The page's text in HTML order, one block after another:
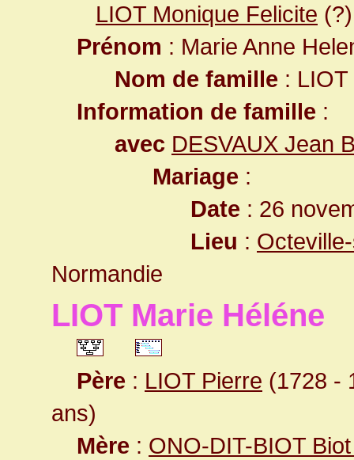
LIOT Monique Felicite (?)
Prénom : Marie Anne
Nom de famille : LIOT
Information de famille :
avec DESVAUX Jean
Mariage :
Date : 26
Lieu :
Normandie
LIOT Marie Héléne
Père : LIOT Pierre (1728 -
ans)
Mère : ONO-DIT-BIOT